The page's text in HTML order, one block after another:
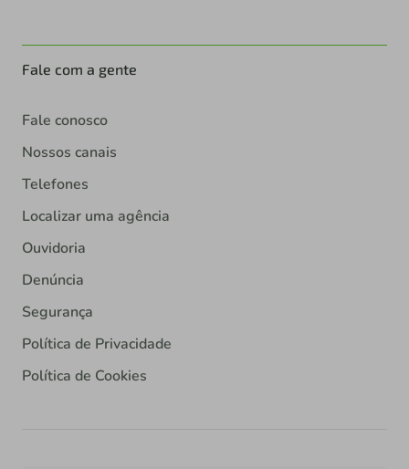
Fale com a gente
Fale conosco
Nossos canais
Telefones
Localizar uma agência
Ouvidoria
Denúncia
Segurança
Política de Privacidade
Política de Cookies